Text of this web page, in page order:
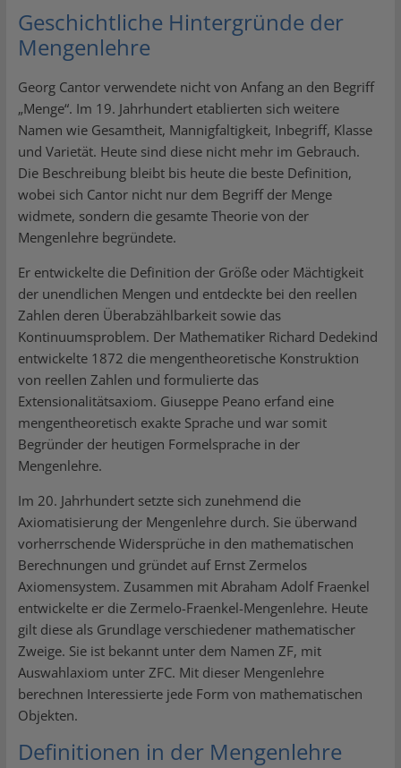
Geschichtliche Hintergründe der
Mengenlehre
Georg Cantor verwendete nicht von Anfang an den Begriff
„Menge“. Im 19. Jahrhundert etablierten sich weitere
Namen wie Gesamtheit, Mannigfaltigkeit, Inbegriff, Klasse
und Varietät. Heute sind diese nicht mehr im Gebrauch.
Die Beschreibung bleibt bis heute die beste Definition,
wobei sich Cantor nicht nur dem Begriff der Menge
widmete, sondern die gesamte Theorie von der
Mengenlehre begründete.
Er entwickelte die Definition der Größe oder Mächtigkeit
der unendlichen Mengen und entdeckte bei den reellen
Zahlen deren Überabzählbarkeit sowie das
Kontinuumsproblem. Der Mathematiker Richard Dedekind
entwickelte 1872 die mengentheoretische Konstruktion
von reellen Zahlen und formulierte das
Extensionalitätsaxiom. Giuseppe Peano erfand eine
mengentheoretisch exakte Sprache und war somit
Begründer der heutigen Formelsprache in der
Mengenlehre.
Im 20. Jahrhundert setzte sich zunehmend die
Axiomatisierung der Mengenlehre durch. Sie überwand
vorherrschende Widersprüche in den mathematischen
Berechnungen und gründet auf Ernst Zermelos
Axiomensystem. Zusammen mit Abraham Adolf Fraenkel
entwickelte er die Zermelo-Fraenkel-Mengenlehre. Heute
gilt diese als Grundlage verschiedener mathematischer
Zweige. Sie ist bekannt unter dem Namen ZF, mit
Auswahlaxiom unter ZFC. Mit dieser Mengenlehre
berechnen Interessierte jede Form von mathematischen
Objekten.
Definitionen in der Mengenlehre